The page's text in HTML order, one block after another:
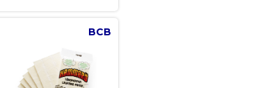
BCB